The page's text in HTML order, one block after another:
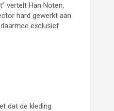
vertelt Han Noten,
hard gewerkt aan
exclusief
dat de kleding